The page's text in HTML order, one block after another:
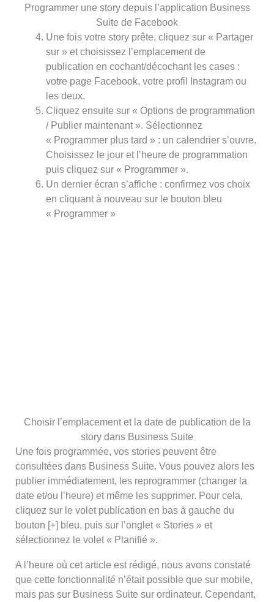
Programmer une story depuis l’application Business
Suite de Facebook
Une fois votre story prête, cliquez sur « Partager
sur » et choisissez l’emplacement de
publication en cochant/décochant les cases :
votre page Facebook, votre profil Instagram ou
les deux.
Cliquez ensuite sur « Options de programmation
/ Publier maintenant ». Sélectionnez
« Programmer plus tard » : un calendrier s’ouvre.
Choisissez le jour et l’heure de programmation
puis cliquez sur « Programmer ».
Un dernier écran s’affiche : confirmez vos choix
en cliquant à nouveau sur le bouton bleu
« Programmer »
Choisir l’emplacement et la date de publication de la
story dans Business Suite
Une fois programmée, vos stories peuvent être
consultées dans Business Suite. Vous pouvez alors les
publier immédiatement, les reprogrammer (changer la
date et/ou l’heure) et même les supprimer. Pour cela,
cliquez sur le volet publication en bas à gauche du
bouton [+] bleu, puis sur l’onglet « Stories » et
sélectionnez le volet « Planifié ».
A l’heure où cet article est rédigé, nous avons constaté
que cette fonctionnalité n’était possible que sur mobile,
mais pas sur Business Suite sur ordinateur. Cependant,